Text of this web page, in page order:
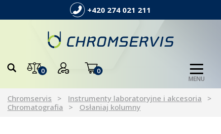
+420 274 021 211
0 0
MENU
Chromservis
Instrumenty laboratoryjne i akcesoria
Chromatografia
Osłaniaj kolumny